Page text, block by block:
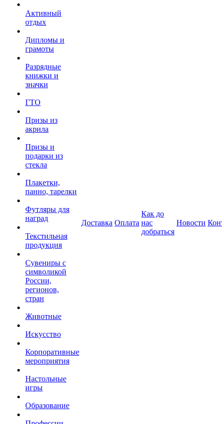
Активный
отдых
Дипломы и
грамоты
Разрядные
книжки и
значки
ГТО
Призы из
акрила
Призы и
подарки из
стекла
Плакетки,
панно, тарелки
Футляры для
наград
Текстильная
продукция
Сувениры с
символикой
России,
регионов,
стран
Животные
Искусство
Корпоративные
мероприятия
Настольные
игры
Образование
Доставка Оплата
Как до
нас
добраться
Новости